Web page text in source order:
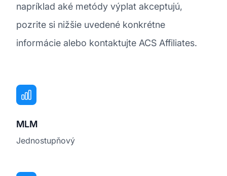
napríklad aké metódy výplat akceptujú,
pozrite si nižšie uvedené konkrétne
informácie alebo kontaktujte ACS Affiliates.
MLM
Jednostupňový